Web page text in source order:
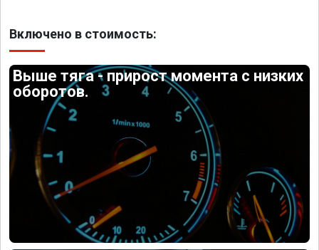
Включено в стоимость:
Выше тяга - прирост момента с низких
оборотов.